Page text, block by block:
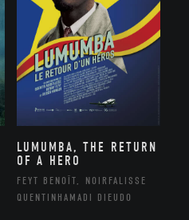
LUMUMBA, THE RETURN
OF A HERO
FEYT BENOÎT, NOIRFALISSE
QUENTINHAMADI DIEUDO